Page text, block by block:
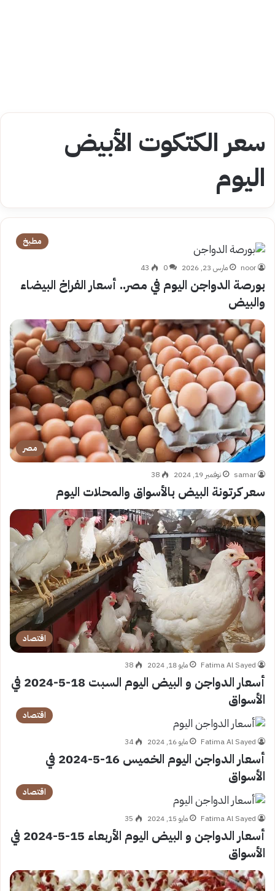
سعر الكتكوت الأبيض
اليوم
مطبخ
noor مارس 23, 2026 0
43
بورصة الدواجن اليوم في مصر.. أسعار الفراخ البيضاء
والبيض
مصر
samar نوفمبر 19, 2024 38
سعر كرتونة البيض بالأسواق والمحلات اليوم
اقتصاد
Fatima Al Sayed مايو 18, 2024 38
أسعار الدواجن و البيض اليوم السبت 18-5-2024 في
الأسواق
اقتصاد
Fatima Al Sayed مايو 16, 2024 34
أسعار الدواجن اليوم الخميس 16-5-2024 في
الأسواق
اقتصاد
Fatima Al Sayed مايو 15, 2024 35
أسعار الدواجن و البيض اليوم الأربعاء 15-5-2024 في
الأسواق